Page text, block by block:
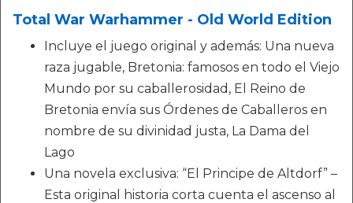
Total War Warhammer - Old World Edition
Incluye el juego original y además: Una nueva
raza jugable, Bretonia: famosos en todo el Viejo
Mundo por su caballerosidad, El Reino de
Bretonia envía sus Órdenes de Caballeros en
nombre de su divinidad justa, La Dama del
Lago
Una novela exclusiva: “El Principe de Altdorf” –
Esta original historia corta cuenta el ascenso al